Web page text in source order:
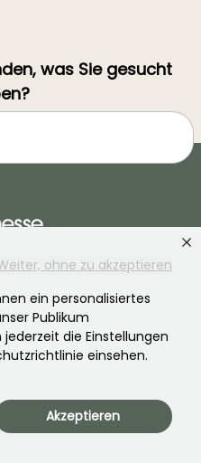
ohne zu akzeptieren
ein personalisiertes
Publikum
die Einstellungen
einsehen.
Akzeptieren
was Sie gesucht
Pflanzenverrückten bei!
DIENSTLEISTUNGEN